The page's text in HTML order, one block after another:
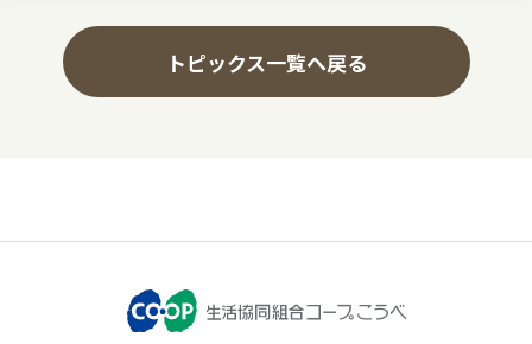
トピックス一覧へ戻る